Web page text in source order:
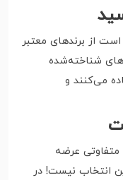
از برندهای معتبر
شناخته‌شده
می‌کنند و
متفاوتی عرضه
انتخاب نیست! در